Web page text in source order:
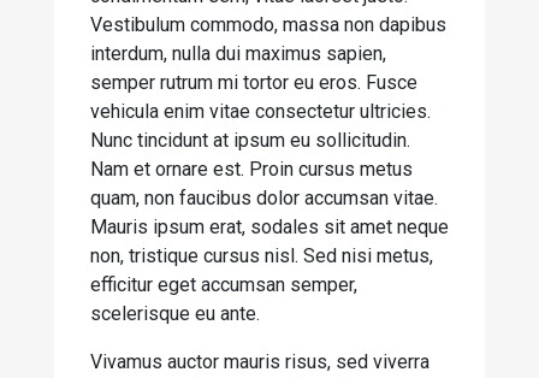
Vestibulum commodo, massa non dapibus
interdum, nulla dui maximus sapien,
semper rutrum mi tortor eu eros. Fusce
vehicula enim vitae consectetur ultricies.
Nunc tincidunt at ipsum eu sollicitudin.
Nam et ornare est. Proin cursus metus
quam, non faucibus dolor accumsan vitae.
Mauris ipsum erat, sodales sit amet neque
non, tristique cursus nisl. Sed nisi metus,
efficitur eget accumsan semper,
scelerisque eu ante.
Vivamus auctor mauris risus, sed viverra